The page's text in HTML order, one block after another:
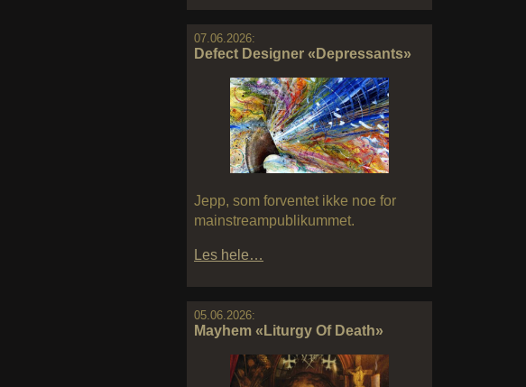
07.06.2026:
Defect Designer «Depressants»
Jepp, som forventet ikke noe for
mainstreampublikummet.
Les hele…
05.06.2026:
Mayhem «Liturgy Of Death»